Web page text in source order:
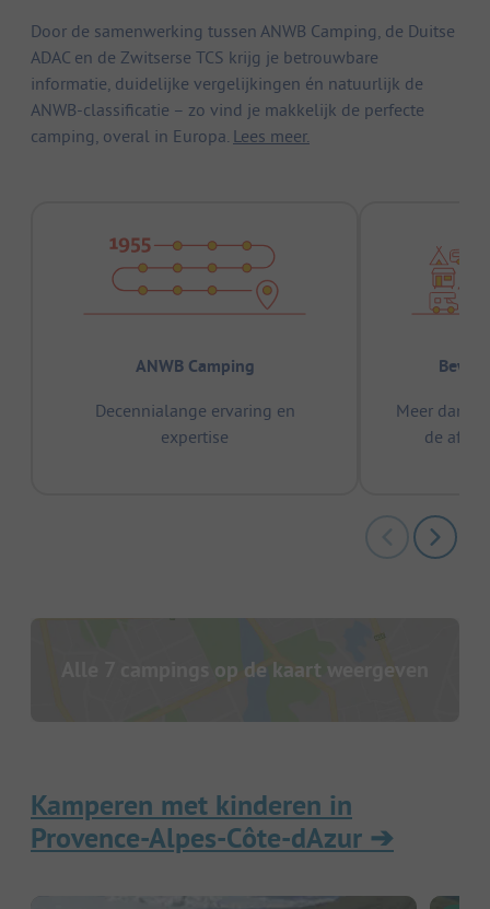
Door de samenwerking tussen ANWB Camping, de Duitse
ADAC en de Zwitserse TCS krijg je betrouwbare
informatie, duidelijke vergelijkingen én natuurlijk de
ANWB-classificatie – zo vind je makkelijk de perfecte
camping, overal in Europa. Lees meer.
ANWB Camping
Decennialange ervaring en
expertise
Meer dan
de
Alle 7 campings op de kaart weergeven
Kamperen met kinderen in
Provence-Alpes-Côte-dAzur ➔